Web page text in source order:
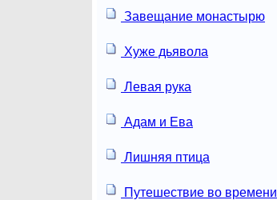
Завещание монастырю
Хуже дьявола
Левая рука
Адам и Ева
Лишняя птица
Путешествие во времени